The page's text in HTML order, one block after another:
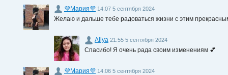
💜Мария💜 14:07 5 сентября 2024
Желаю и дальше тебе радоваться жизни с этим
Aliya 21:55 5 сентября 2024
Спасибо! Я очень рада своим изменениям 💕
💜Мария💜 14:06 5 сентября 2024